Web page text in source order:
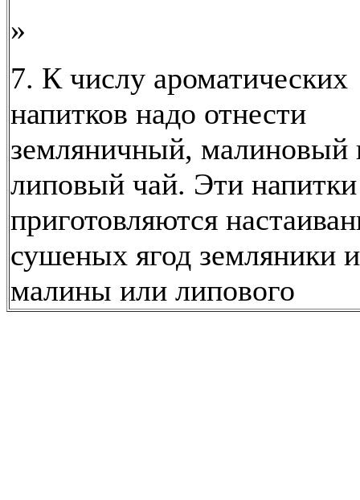
»
7. К числу ароматических
напитков надо отнести
земляничный, малиновый
липовый чай. Эти напитки
приготовляются
сушеных ягод земляники и
малины или липового